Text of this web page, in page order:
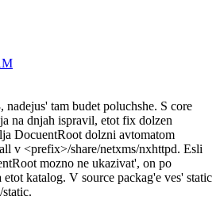
tam budet poluchshe. S core
na dnjah ispravil, etot fix dolzen
DocuentRoot dolzni avtomatom
v <prefix>/share/netxms/nxhttpd. Esli
mozno ne ukazivat', on po
katalog. V source packag'e ves' static